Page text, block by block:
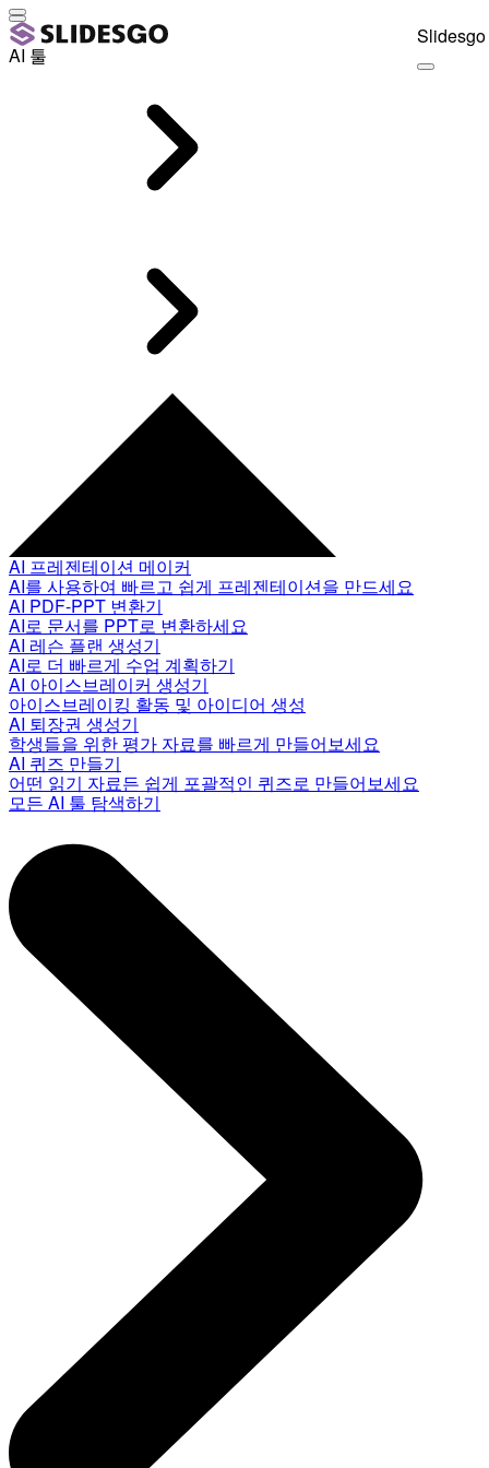
AI 툴
AI 프레젠테이션 메이커
AI를 사용하여 빠르고 쉽게 프레젠테이션을 만드세요
AI PDF-PPT 변환기
AI로 문서를 PPT로 변환하세요
AI 레슨 플랜 생성기
AI로 더 빠르게 수업 계획하기
AI 아이스브레이커 생성기
아이스브레이킹 활동 및 아이디어 생성
AI 퇴장권 생성기
학생들을 위한 평가 자료를 빠르게 만들어보세요
AI 퀴즈 만들기
어떤 읽기 자료든 쉽게 포괄적인 퀴즈로 만들어보세요
모든 AI 툴 탐색하기